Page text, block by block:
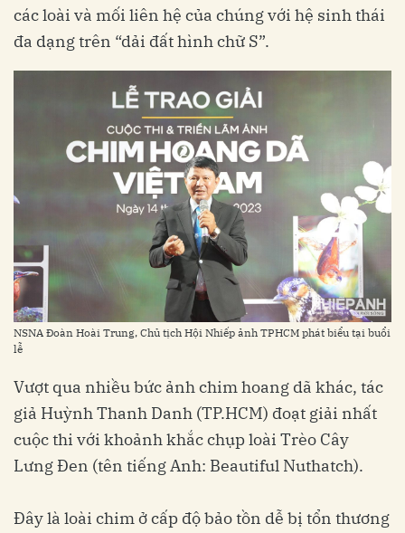
các loài và mối liên hệ của chúng với hệ sinh thái
đa dạng trên “dải đất hình chữ S”.
NSNA Đoàn Hoài Trung, Chủ tịch Hội Nhiếp ảnh TPHCM phát biểu tại buổi
lễ
Vượt qua nhiều bức ảnh chim hoang dã khác, tác
giả Huỳnh Thanh Danh (TP.HCM) đoạt giải nhất
cuộc thi với khoảnh khắc chụp loài Trèo Cây
Lưng Đen (tên tiếng Anh: Beautiful Nuthatch).
Đây là loài chim ở cấp độ bảo tồn dễ bị tổn thương